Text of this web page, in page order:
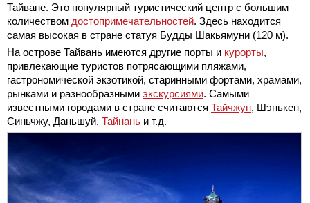
Тайване. Это популярный туристический центр с большим
количеством достопримечательностей. Здесь находится
самая высокая в стране статуя Будды Шакьямуни (120 м).
На острове Тайвань имеются другие порты и курорты,
привлекающие туристов потрясающими пляжами,
гастрономической экзотикой, старинными фортами, храмами,
рынками и разнообразными экскурсиями. Самыми
известными городами в стране считаются Тайчжун, Шэнькен,
Синьчжу, Даньшуй, Тайнань и т.д.